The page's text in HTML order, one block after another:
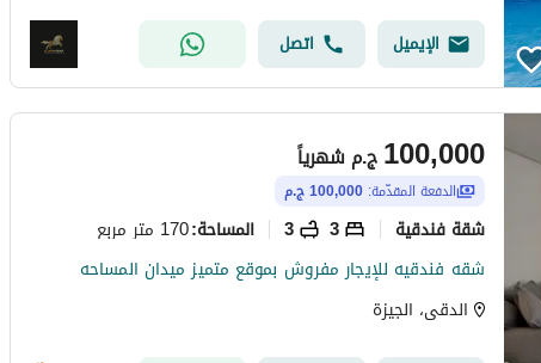
الإيميل اتصل
ج.م100,000 شهرياً
الدفعة المقدّمة: 100,000 ج.م
شقة فندقية 3
3 المساحة:170 متر مربع
شقه فندقيه للإيجار مفروش بموقع متميز ميدان المساحه
الدقى، الجيزة